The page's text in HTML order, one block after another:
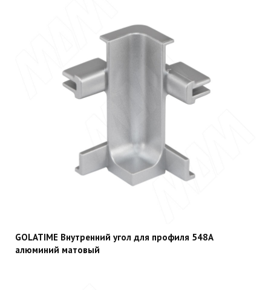
GOLATIME Внутренний угол для профиля 548A
алюминий матовый